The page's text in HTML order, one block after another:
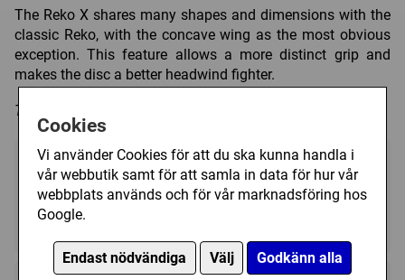
Cookies
Vi använder Cookies för att du ska kunna handla i
vår webbutik samt för att samla in data för hur vår
webbplats används och för vår marknadsföring hos
Google.
Endast nödvändiga Välj Godkänn alla
The Reko X shares many shapes and dimensions with the
classic Reko, with the concave wing as the most obvious
exception. This feature allows a more distinct grip and
makes the disc a better headwind fighter.
Trycket på discen kan variera i färg och form.
259 kr Köp
I lager, leveranstid 1-3 vardagar